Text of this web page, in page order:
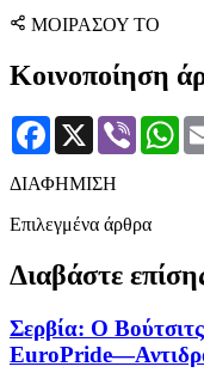
ΜΟΙΡΑΣΟΥ ΤΟ
Κοινοποίηση
Facebook
X Viber
ΔΙΑΦΗΜΙΣΗ
Επιλεγμένα άρθρα
Διαβάστε
Σερβία: Ο